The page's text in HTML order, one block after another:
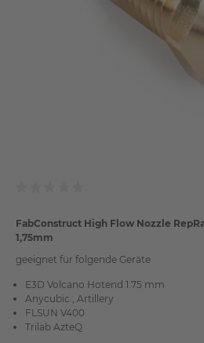
FabConstruct High Flow Nozzle
1,75mm
geeignet für folgende Geräte
E3D Volcano Hotend 1.75 mm
Anycubic , Artillery
FLSUN V400
Trilab AzteQ